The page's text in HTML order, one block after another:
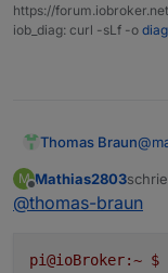
https://
iob_diag: curl -sLf -o
Thomas Braun@
M
Offline
Mathias2803
@thomas-braun
pi@ioBroker:~ $